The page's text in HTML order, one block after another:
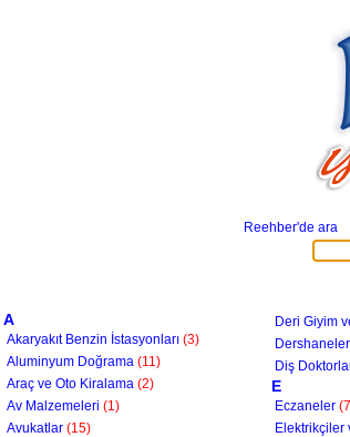
Reehber'de ara
A
Akaryakıt Benzin İstasyonları (3)
Aluminyum Doğrama (11)
Araç ve Oto Kiralama (2)
Av Malzemeleri (1)
Avukatlar (15)
Deri Giyim
Diş
E
Eczaneler
Elektrikçiler